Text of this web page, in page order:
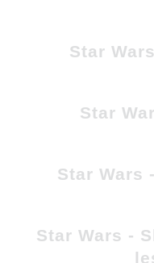
Star
Star
Star Wars
Star Wars -